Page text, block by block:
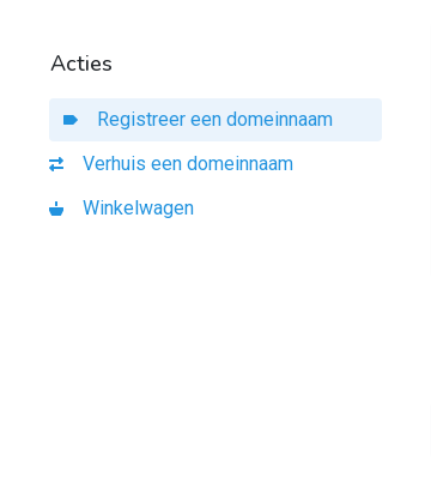
Acties
Registreer een domeinnaam
Verhuis een domeinnaam
Winkelwagen